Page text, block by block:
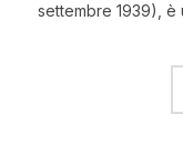
settembre 1939), è